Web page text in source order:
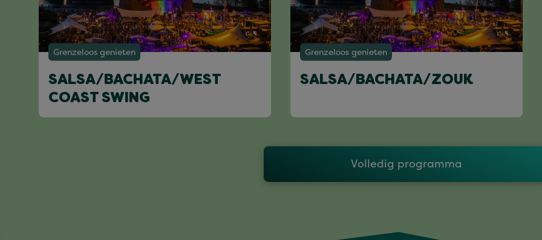
Grenzeloos genieten
SALSA/BACHATA/WEST
COAST SWING
Grenzeloos genieten
SALSA/BACHATA/ZOUK
Volledig programma